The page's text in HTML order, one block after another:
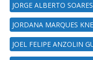
JORGE ALBERTO
JORDANA MARQUES
JOEL FELIPE ANZOLIN